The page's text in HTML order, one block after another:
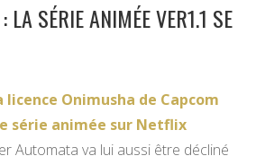
LA SÉRIE ANIMÉE VER1.1 SE
licence Onimusha de Capcom
série animée sur Netflix
Automata va lui aussi être décliné